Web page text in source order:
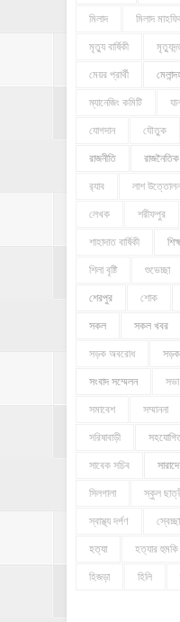
মিলাদ মিলাদ
মৃত্যু বার্ষিকী
মেয়র প্রার্থী
ম্যানেজিং কমিটি
যোগদান যৌতুক
রাজনীতি রাজনৈতিক
র‍্যাব লাশ উত্তোলন
লেখক শরীফপুর
শাহাদাত বার্ষিকী
শিলা বৃষ্টি শুভেচ্ছা
শেরপুর শোক
সকল সকল খবর
সড়ক অবরোধ সড়ক
সংবাদ সম্মেলন সভা
সমাবেশ সম্মাননা
সরিষাবাড়ী
সাবেক সচিব
সিলগালা স্কুল
স্বাস্থ্য দর্পণ
হত্যা হত্যার হুমকি
হিজড়া হিলি